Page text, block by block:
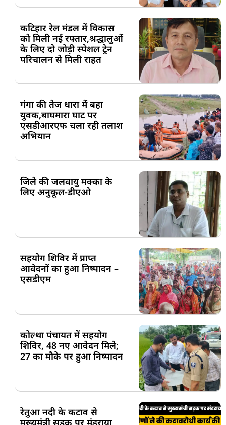
कटिहार रेल मंडल में विकास
को मिली नई रफ्तार,श्रद्धालुओं
के लिए दो जोड़ी स्पेशल ट्रेन
परिचालन से मिली राहत
गंगा की तेज धारा में बहा
युवक,बाघमारा घाट पर
एसडीआरएफ चला रही तलाश
अभियान
जिले की जलवायु मक्का के
लिए अनुकूल-डीएओ
सहयोग शिविर में प्राप्त
आवेदनों का हुआ निष्पादन –
एसडीएम
कोल्था पंचायत में सहयोग
शिविर, 48 नए आवेदन मिले;
27 का मौके पर हुआ निष्पादन
रेतुआ नदी के कटाव से
मुख्यमंत्री सड़क पर मंडराया